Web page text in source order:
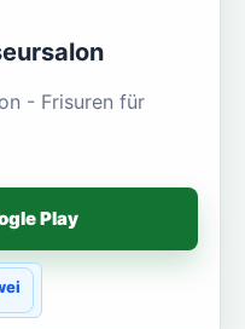
- Frisuren für
Play